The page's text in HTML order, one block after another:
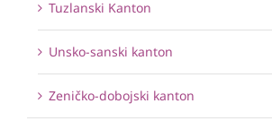
Tuzlanski Kanton
Unsko-sanski kanton
Zeničko-dobojski kanton